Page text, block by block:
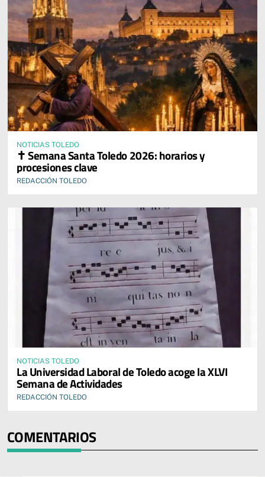
NOTICIAS TOLEDO
✝️ Semana Santa Toledo 2026: horarios y
procesiones clave
REDACCIÓN TOLEDO
NOTICIAS TOLEDO
La Universidad Laboral de Toledo acoge la XLVI
Semana de Actividades
REDACCIÓN TOLEDO
COMENTARIOS